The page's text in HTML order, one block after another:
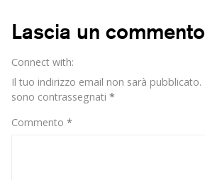
un
evoluzione
Lascia un commento
Connect with:
Il tuo indirizzo email non sarà pubblicato.
sono contrassegnati *
Commento *